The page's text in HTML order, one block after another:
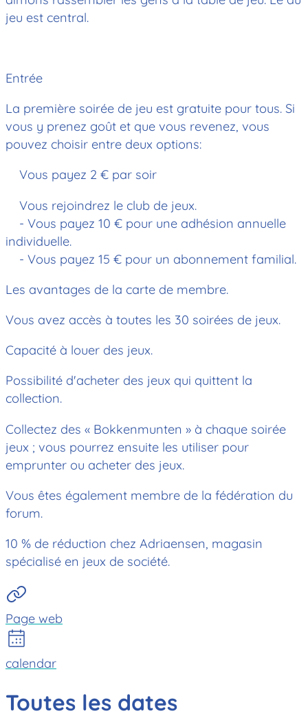
jeu est central.
Entrée
La première soirée de jeu est gratuite pour tous. Si
vous y prenez goût et que vous revenez, vous
pouvez choisir entre deux options:
Vous payez 2 € par soir
Vous rejoindrez le club de jeux.
- Vous payez 10 € pour une adhésion annuelle
individuelle.
- Vous payez 15 € pour un abonnement familial.
Les avantages de la carte de membre.
Vous avez accès à toutes les 30 soirées de jeux.
Capacité à louer des jeux.
Possibilité d'acheter des jeux qui quittent la
collection.
Collectez des « Bokkenmunten » à chaque soirée
jeux ; vous pourrez ensuite les utiliser pour
emprunter ou acheter des jeux.
Vous êtes également membre de la fédération du
forum.
10 % de réduction chez Adriaensen, magasin
spécialisé en jeux de société.
Page web
calendar
Toutes les dates